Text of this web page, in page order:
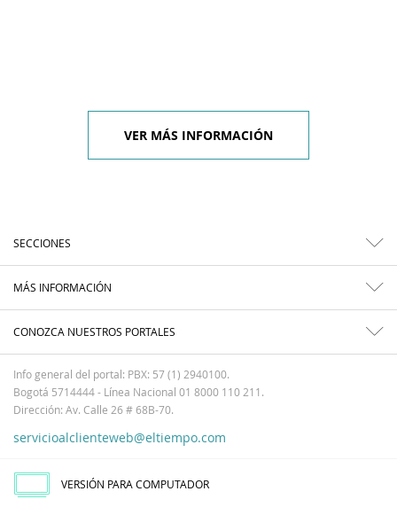
VER MÁS INFORMACIÓN
SECCIONES
MÁS INFORMACIÓN
CONOZCA NUESTROS PORTALES
Info general del portal: PBX: 57 (1) 2940100.
Bogotá 5714444 - Línea Nacional 01 8000 110 211.
Dirección: Av. Calle 26 # 68B-70.
servicioalclienteweb@eltiempo.com
VERSIÓN PARA COMPUTADOR